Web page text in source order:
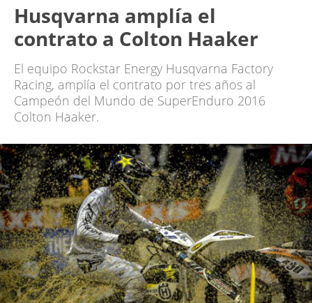
Husqvarna amplía el
contrato a Colton Haaker
El equipo Rockstar Energy Husqvarna Factory
Racing, amplía el contrato por tres años al
Campeón del Mundo de SuperEnduro 2016
Colton Haaker.